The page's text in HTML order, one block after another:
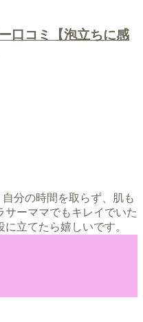
口コミ【泡立ちに感
分の時間を取らず、肌も
ーママでもキレイでいた
立てたら嬉しいです。